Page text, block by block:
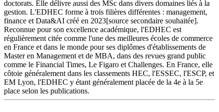
doctorats. Elle délivre aussi des MSc dans divers domaines liés à la
gestion. L'EDHEC forme à trois filières différentes : management,
finance et Data&AI créé en 2023[source secondaire souhaitée].
Reconnue pour son excellence académique, l'EDHEC est
régulièrement citée comme l'une des meilleures écoles de commerce
en France et dans le monde pour ses diplômes d'établissements de
Master en Management et de MBA, dans des revues grand public
comme le Financial Times, Le Figaro et Challenges. En France, elle
côtoie généralement dans les classements HEC, l'ESSEC, l'ESCP, et
EM Lyon, l'EDHEC y étant généralement placée de la 4e à la 5e
place selon les publications.